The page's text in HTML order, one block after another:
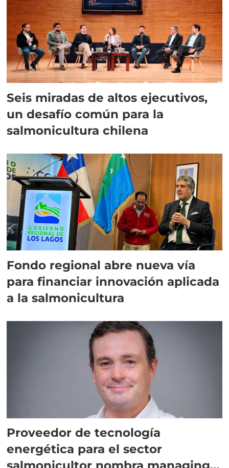
Seis miradas de altos ejecutivos,
un desafío común para la
salmonicultura chilena
Fondo regional abre nueva vía
para financiar innovación aplicada
a la salmonicultura
Proveedor de tecnología
energética para el sector